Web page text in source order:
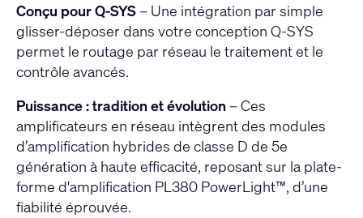
Conçu pour Q-SYS – Une intégration par simple
glisser-déposer dans votre conception Q-SYS
permet le routage par réseau le traitement et le
contrôle avancés.
Puissance : tradition et évolution – Ces
amplificateurs en réseau intègrent des modules
d’amplification hybrides de classe D de 5e
génération à haute efficacité, reposant sur la plate-
forme d'amplification PL380 PowerLight™, d’une
fiabilité éprouvée.